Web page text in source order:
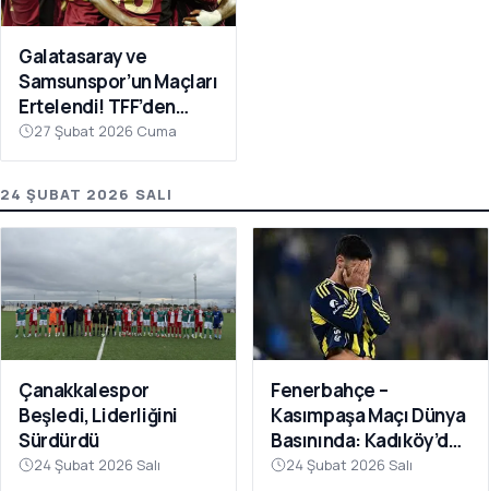
Galatasaray ve
Samsunspor’un Maçları
Ertelendi! TFF’den
Avrupa Mesaisi Kararı
27 Şubat 2026 Cuma
24 ŞUBAT 2026 SALI
Çanakkalespor
Beşledi, Liderliğini
Sürdürdü
24 Şubat 2026 Salı
Fenerbahçe –
Kasımpaşa Maçı Dünya
Basınında: Kadıköy’de
Büyük Şok
24 Şubat 2026 Salı